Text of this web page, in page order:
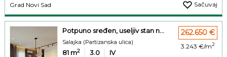
Grad Novi Sad Sačuvaj
Potpuno sređen, useljiv stan n...
Salajka (Partizanska ulica)
81 m2 3.0 IV
262.650 €
3.243 €/m2